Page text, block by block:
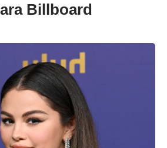
Billboard